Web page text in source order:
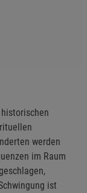
werden
im Raum
ist